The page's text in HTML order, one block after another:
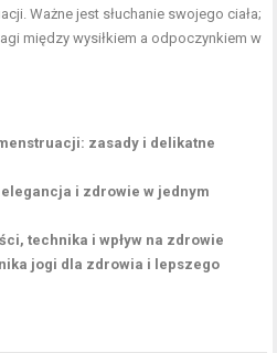
Ważne jest słuchanie swojego ciała;
między wysiłkiem a odpoczynkiem w
zasady i delikatne
i zdrowie w jednym
technika i wpływ na zdrowie
jogi dla zdrowia i lepszego